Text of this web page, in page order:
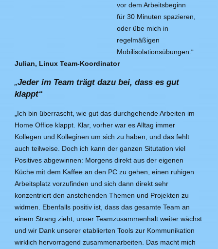
vor dem Arbeitsbeginn
für 30 Minuten spazieren,
oder übe mich in
regelmäßigen
Mobilisolationsübungen.“
Julian, Linux Team-Koordinator
„Jeder im Team trägt dazu bei, dass es gut
klappt“
„Ich bin überrascht, wie gut das durchgehende Arbeiten im
Home Office klappt. Klar, vorher war es Alltag immer
Kollegen und Kolleginen um sich zu haben, und das fehlt
auch teilweise. Doch ich kann der ganzen Situtation viel
Positives abgewinnen: Morgens direkt aus der eigenen
Küche mit dem Kaffee an den PC zu gehen, einen ruhigen
Arbeitsplatz vorzufinden und sich dann direkt sehr
konzentriert den anstehenden Themen und Projekten zu
widmen. Ebenfalls positiv ist, dass das gesamte Team an
einem Strang zieht, unser Teamzusammenhalt weiter wächst
und wir Dank unserer etablierten Tools zur Kommunikation
wirklich hervorragend zusammenarbeiten. Das macht mich